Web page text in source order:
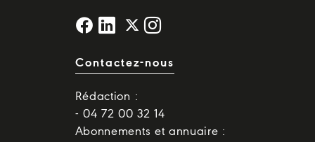
Contactez-nous
Rédaction :
- 04 72 00 32 14
Abonnements et annuaire :